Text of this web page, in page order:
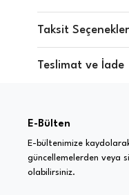
Taksit
Teslimat ve İade
E-Bülten
E-bültenimize
güncellemelerden veya
olabilirsiniz.